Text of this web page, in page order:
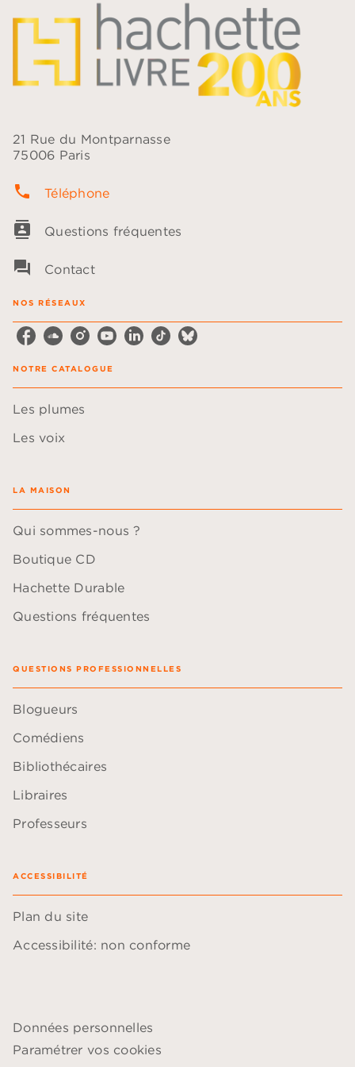
21 Rue du Montparnasse
75006 Paris
phone Téléphone
contacts Questions fréquentes
question_answer Contact
NOS RÉSEAUX
NOTRE CATALOGUE
Les plumes
Les voix
LA MAISON
Qui sommes-nous ?
Boutique CD
Hachette Durable
Questions fréquentes
QUESTIONS PROFESSIONNELLES
Blogueurs
Comédiens
Bibliothécaires
Libraires
Professeurs
ACCESSIBILITÉ
Plan du site
Accessibilité: non conforme
Données personnelles
Paramétrer vos cookies